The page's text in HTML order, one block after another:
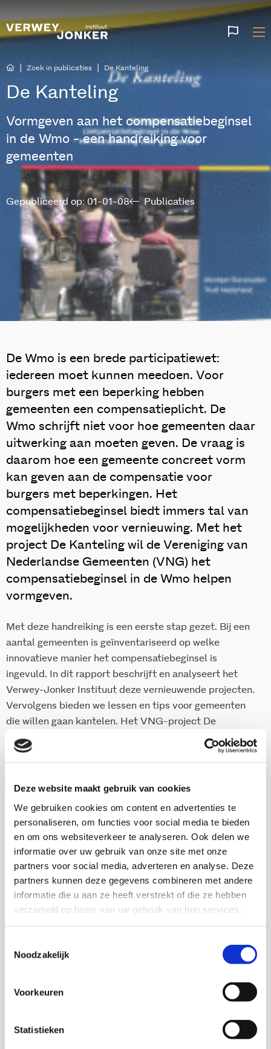
Deze website maakt gebruik van cookies
We gebruiken cookies om content en advertenties te
personaliseren, om functies voor social media te bieden
en om ons websiteverkeer te analyseren. Ook delen we
informatie over uw gebruik van onze site met onze
partners voor social media, adverteren en analyse. Deze
partners kunnen deze gegevens combineren met andere
informatie die u aan ze heeft verstrekt of die ze hebben
verzameld op basis van uw gebruik van hun services.
Noodzakelijk
Voorkeuren
Statistieken
Zoek in publicaties De Kanteling
De Kanteling
Vormgeven aan het compensatiebeginsel
in de Wmo - een handreiking voor
gemeenten
Publicaties
Gepubliceerd op: 01-01-08
De Wmo is een brede participatiewet:
iedereen moet kunnen meedoen. Voor
burgers met een beperking hebben
gemeenten een compensatieplicht. De
Wmo schrijft niet voor hoe gemeenten daar
uitwerking aan moeten geven. De vraag is
daarom hoe een gemeente concreet vorm
kan geven aan de compensatie voor
burgers met beperkingen. Het
compensatiebeginsel biedt immers tal van
mogelijkheden voor vernieuwing. Met het
project De Kanteling wil de Vereniging van
Nederlandse Gemeenten (VNG) het
compensatiebeginsel in de Wmo helpen
vormgeven.
Met deze handreiking is een eerste stap gezet. Bij een
aantal gemeenten is geïnventariseerd op welke
innovatieve manier het compensatiebeginsel is
ingevuld. In dit rapport beschrijft en analyseert het
Verwey-Jonker Instituut deze vernieuwende projecten.
Vervolgens bieden we lessen en tips voor gemeenten
die willen gaan kantelen. Het VNG-project De
Kanteling wordt verder vormgegeven in samenwerking
met tien pilot gemeenten. Deze handreiking is
programma Beter in Meedoen.
Zie ookWmo to go(Dit is een gearchiveerde website).
Download deze publicatie
Onderzoekers
Monique Stavenuiter
maatschappelijke participatie